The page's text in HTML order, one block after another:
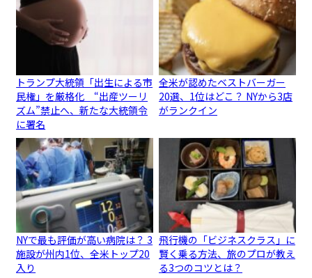
トランプ大統領「出生による市
民権」を厳格化 “出産ツーリ
ズム”禁止へ、新たな大統領令
に署名
全米が認めたベストバーガー
20選、1位はどこ？ NYから3店
がランクイン
NYで最も評価が高い病院は？ 3
施設が州内1位、全米トップ20
入り
飛行機の「ビジネスクラス」に
賢く乗る方法、旅のプロが教え
る3つのコツとは？